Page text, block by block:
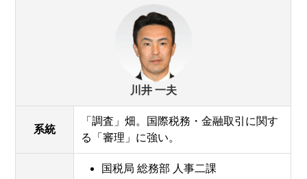
川井 一夫
系統
「調査」畑。国際税務・金融取引に関す
る「審理」に強い。
国税局 総務部 人事二課